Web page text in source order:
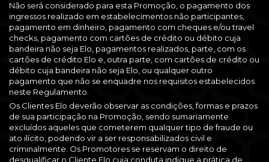
Não será considerado para esta Promoção, o pagamento dos
ingressos realizado em estabelecimentos não participantes,
pagamento em dinheiro, pagamento com cheques e/ou travel
checks, pagamento com cartões de crédito ou débito cuja
bandeira não seja Elo, pagamentos realizados, parte, com os
cartões de crédito Elo e, outra parte, com cartões de crédito ou
débito cuja bandeira não seja Elo, ou qualquer outro
pagamento que não se enquadre nos requisitos estabelecidos
neste Regulamento.
Os Clientes Elo deverão observar as condições, formas e prazos
de sua participação na Promoção, sendo sumariamente
excluídos aqueles que cometerem qualquer tipo de fraude ou
ato ilícito, podendo vir a ser responsabilizados civil e
criminalmente. Os Promotores se reservam o direito de
desqualificar o Cliente Elo cuja conduta indique a prática de